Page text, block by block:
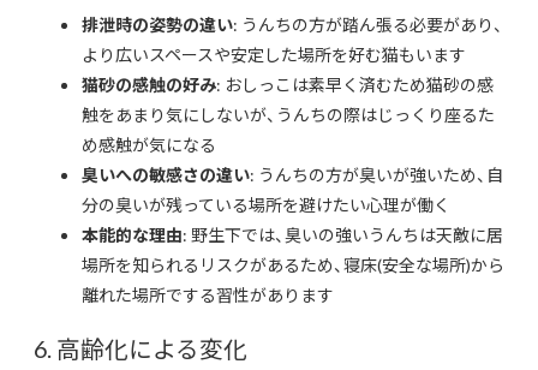
排泄時の姿勢の違い: うんちの方が踏ん張る必要があり、
より広いスペースや安定した場所を好む猫もいます
猫砂の感触の好み: おしっこは素早く済むため猫砂の感
触をあまり気にしないが、うんちの際はじっくり座るた
め感触が気になる
臭いへの敏感さの違い: うんちの方が臭いが強いため、自
分の臭いが残っている場所を避けたい心理が働く
本能的な理由: 野生下では、臭いの強いうんちは天敵に居
場所を知られるリスクがあるため、寝床(安全な場所)から
離れた場所でする習性があります
6. 高齢化による変化